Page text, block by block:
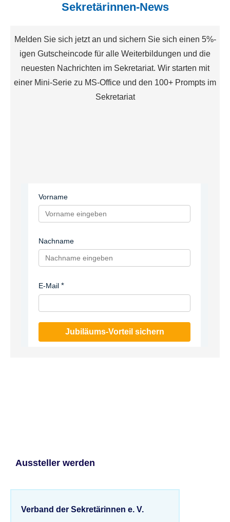
Sekretärinnen-News
Melden Sie sich jetzt an und sichern Sie sich einen 5%-
igen Gutscheincode für alle Weiterbildungen und die
neuesten Nachrichten im Sekretariat. Wir starten mit
einer Mini-Serie zu MS-Office und den 100+ Prompts im
Sekretariat
Vorname
Nachname
E-Mail
Jubiläums-Vorteil sichern
Aussteller werden
Verband der Sekretärinnen e. V.